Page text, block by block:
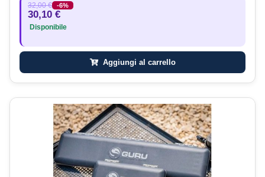
32,00 € -6%
30,10 €
Disponibile
Aggiungi al carrello